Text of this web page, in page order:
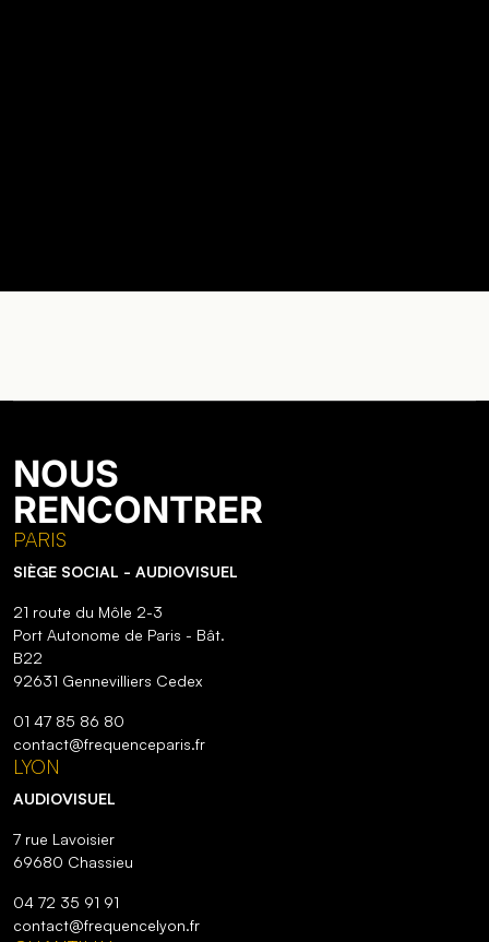
NOUS
RENCONTRER
PARIS
SIÈGE SOCIAL - AUDIOVISUEL
21 route du Môle 2-3
Port Autonome de Paris - Bât.
B22
92631 Gennevilliers Cedex
01 47 85 86 80
contact@frequenceparis.fr
LYON
AUDIOVISUEL
7 rue Lavoisier
69680 Chassieu
04 72 35 91 91
contact@frequencelyon.fr